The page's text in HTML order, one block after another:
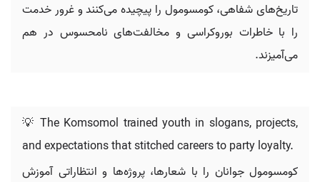
تاریخ‌های شفاهی، کومسومول را پیچیده می‌کنند و غرور خدمت
را با خاطرات بوروکراسی و مخالفت‌های نامحسوس در هم
می‌آمیزند.
💡 The Komsomol trained youth in slogans, projects,
and expectations that stitched careers to party loyalty.
کومسومول جوانان را با شعارها، پروژه‌ها و انتظاراتی آموزش